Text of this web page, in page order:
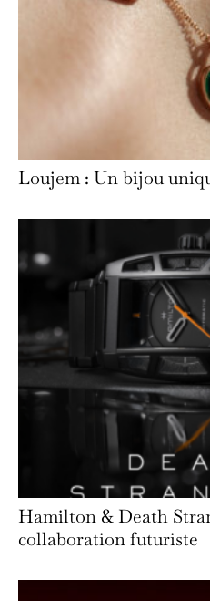
Loujem : Un bijou
Hamilton & Death
collaboration futuriste